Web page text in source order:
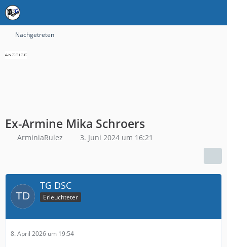
Nachgetreten
Ex-Armine Mika Schroers
ArminiaRulez 3. Juni 2024 um 16:21
TG DSC
Erleuchteter
8. April 2026 um 19:54